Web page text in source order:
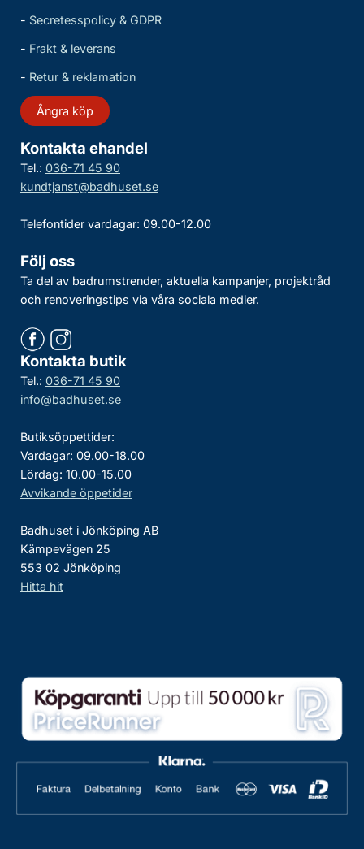
- Secretesspolicy & GDPR
- Frakt & leverans
- Retur & reklamation
Ångra köp
Kontakta ehandel
Tel.: 036-71 45 90
kundtjanst@badhuset.se
Telefontider vardagar: 09.00-12.00
Följ oss
Ta del av badrumstrender, aktuella kampanjer, projektråd
och renoveringstips via våra sociala medier.
Kontakta butik
Tel.: 036-71 45 90
info@badhuset.se
Butiksöppettider:
Vardagar: 09.00-18.00
Lördag: 10.00-15.00
Avvikande öppetider
Badhuset i Jönköping AB
Kämpevägen 25
553 02 Jönköping
Hitta hit